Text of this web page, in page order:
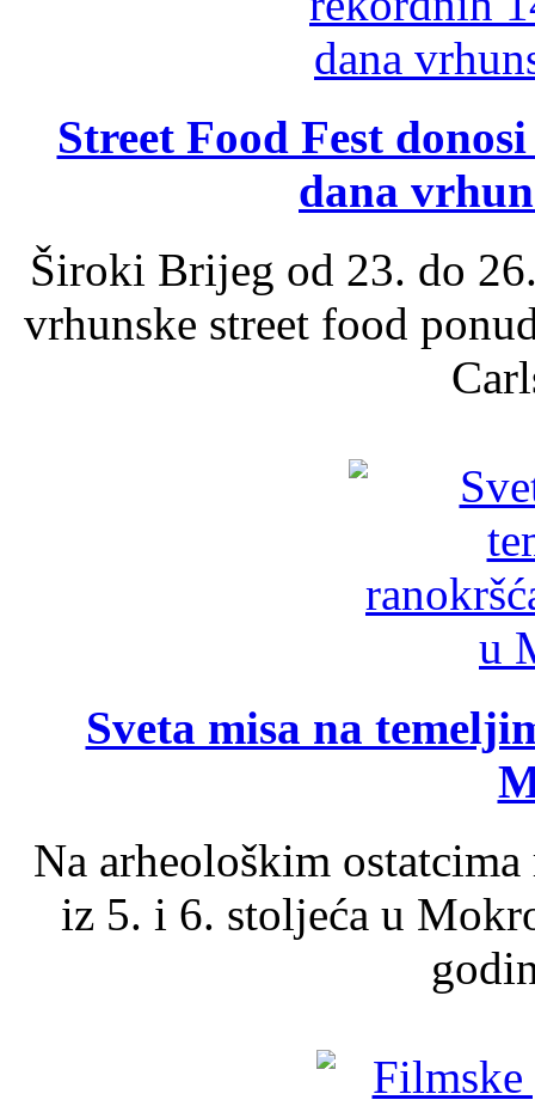
Street Food Fest
dana
Široki Brijeg od 23. do
vrhunske street food
Sveta misa na
Na arheološkim
iz 5. i 6. stoljeća u